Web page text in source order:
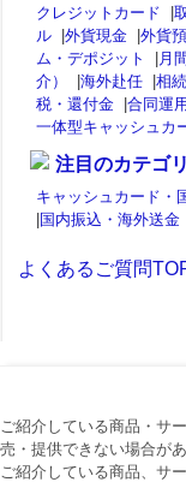
クレジットカード
|
ル |外貨現金 |外貨
ム・デポジット
| 月
介）
|海外赴任 |相
税・還付金 |合同運
一体型キャッシュカ
注目のカテゴ
キャッシュカード・
|国内振込・海外送金
よくあるご質問
ご紹介している商品・サ
売・提供できない場合が
ご紹介している商品、サ